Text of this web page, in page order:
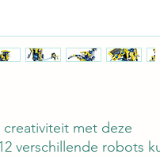
met deze
verschillende robots